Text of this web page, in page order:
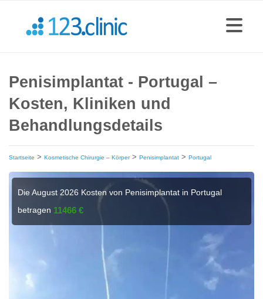
Penisimplantat - Portugal –
Kosten, Kliniken und
Behandlungsdetails
Startseite > Kosmetische Chirurgie – Körper> Penisimplantat > Portugal
Die August 2026 Kosten von Penisimplantat in Portugal
betragen 11466 €